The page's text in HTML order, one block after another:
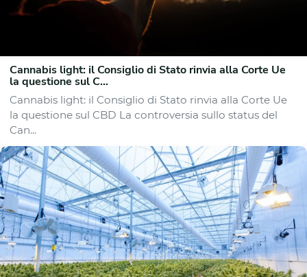
Cannabis light: il Consiglio di Stato rinvia alla Corte Ue
la questione sul C...
Cannabis light: il Consiglio di Stato rinvia alla Corte Ue
la questione sul CBD La controversia sullo status del
Can...